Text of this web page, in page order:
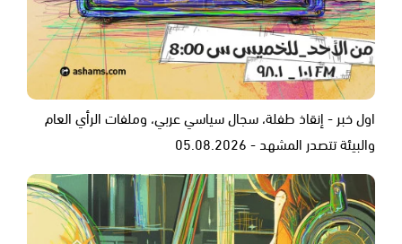
اول خبر - إنقاذ طفلة، سجال سياسي عربي، وملفات الرأي العام
والبيئة تتصدر المشهد - 05.08.2026